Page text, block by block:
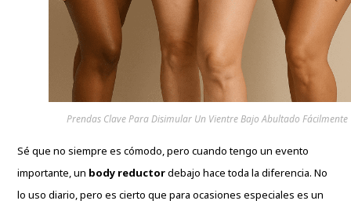
Prendas Clave Para Disimular Un Vientre Bajo Abultado Fácilmente
Sé que no siempre es cómodo, pero cuando tengo un evento
importante, un body reductordebajo hace toda la diferencia. No
lo uso diario, pero es cierto que para ocasiones especiales es un